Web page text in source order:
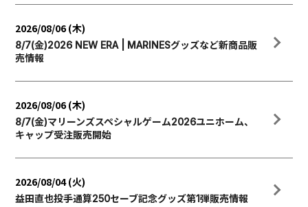
2026/08/06 (木)
8/7(金)2026 NEW ERA | MARINESグッズなど新商品販
売情報
2026/08/06 (木)
8/7(金)マリーンズスペシャルゲーム2026ユニホーム、
キャップ受注販売開始
2026/08/04 (火)
益田直也投手通算250セーブ記念グッズ第1弾販売情報